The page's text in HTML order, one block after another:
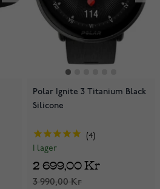
Polar Ignite 3 Titanium Black
Silicone
4
I lager
3 990,00 Kr
2 699,00 Kr